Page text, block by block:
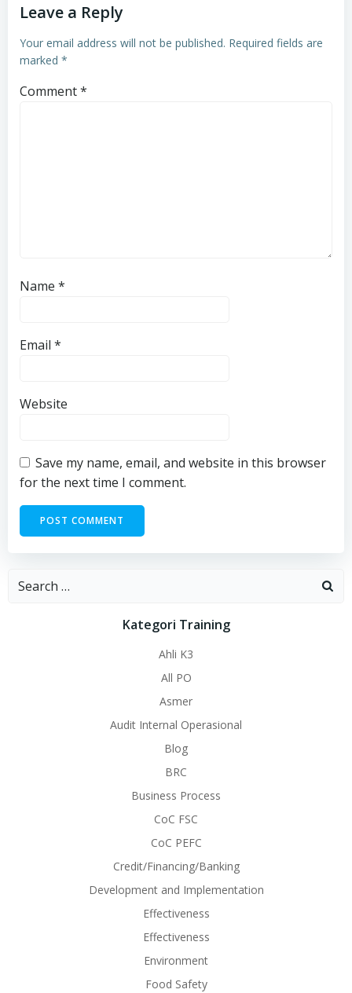
Leave a Reply
Your email address will not be published. Required fields are
marked *
Comment*
Name *
Email *
Website
Save my name, email, and website in this browser
for the next time I comment.
Search
Kategori Training
Ahli K3
All PO
Asmer
Audit Internal Operasional
Blog
BRC
Business Process
CoC FSC
CoC PEFC
Credit/Financing/Banking
Development and Implementation
Effectiveness
Effectiveness
Environment
Food Safety